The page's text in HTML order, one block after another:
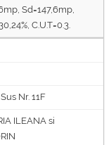
Sd=147,6mp,
C.U.T=0.3.
Nr. 11F
ILEANA si